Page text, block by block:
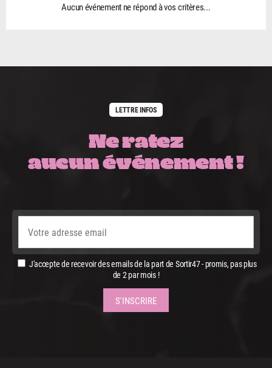
Aucun événement ne répond à vos critères...
LETTRE INFOS
Ne ratez
aucun événement !
J'accepte de recevoir des emails de la part de Sortir47 - promis, pas plus
de 2 par mois !